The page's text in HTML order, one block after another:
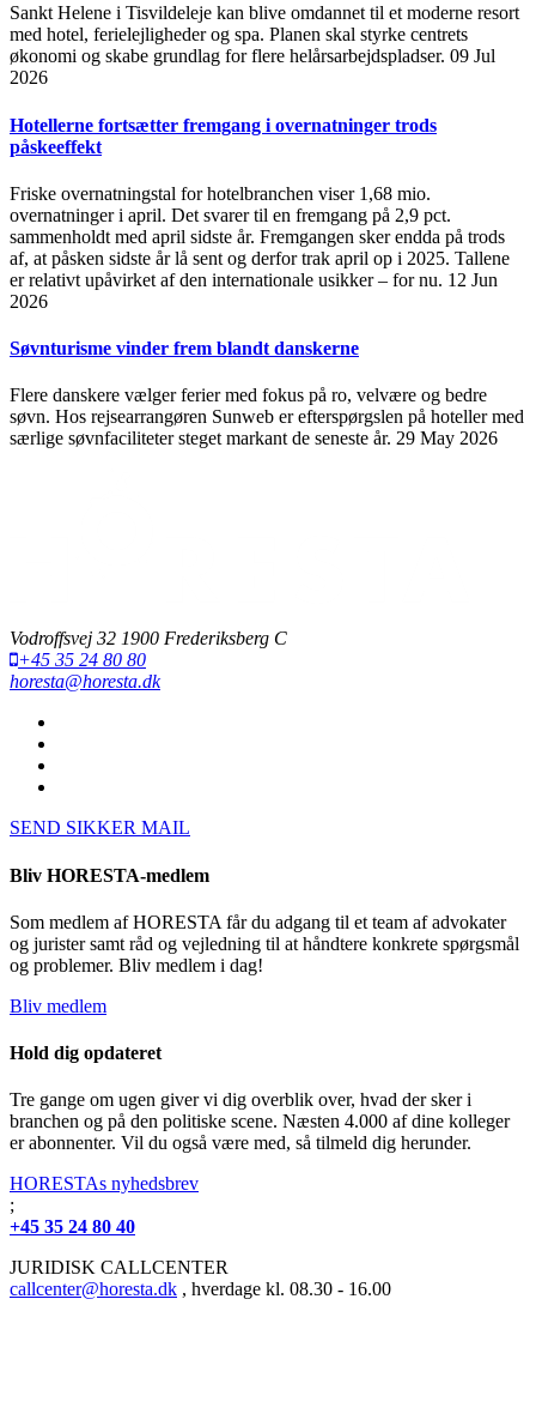
Sankt Helene i Tisvildeleje kan blive omdannet til et moderne resort
med hotel, ferielejligheder og spa. Planen skal styrke centrets
økonomi og skabe grundlag for flere helårsarbejdspladser. 09 Jul
2026
Hotellerne fortsætter fremgang i overnatninger trods
påskeeffekt
Friske overnatningstal for hotelbranchen viser 1,68 mio.
overnatninger i april. Det svarer til en fremgang på 2,9 pct.
sammenholdt med april sidste år. Fremgangen sker endda på trods
af, at påsken sidste år lå sent og derfor trak april op i 2025. Tallene
er relativt upåvirket af den internationale usikker – for nu. 12 Jun
2026
Søvnturisme vinder frem blandt danskerne
Flere danskere vælger ferier med fokus på ro, velvære og bedre
søvn. Hos rejsearrangøren Sunweb er efterspørgslen på hoteller med
særlige søvnfaciliteter steget markant de seneste år. 29 May 2026
Vodroffsvej 32 1900 Frederiksberg C
+45 35 24 80 80
horesta@horesta.dk
SEND SIKKER MAIL
Bliv HORESTA-medlem
Som medlem af HORESTA får du adgang til et team af advokater
og jurister samt råd og vejledning til at håndtere konkrete spørgsmål
og problemer. Bliv medlem i dag!
Bliv medlem
Hold dig opdateret
Tre gange om ugen giver vi dig overblik over, hvad der sker i
branchen og på den politiske scene. Næsten 4.000 af dine kolleger
er abonnenter. Vil du også være med, så tilmeld dig herunder.
HORESTAs nyhedsbrev
;
+45 35 24 80 40
JURIDISK CALLCENTER
callcenter@horesta.dk , hverdage kl. 08.30 - 16.00